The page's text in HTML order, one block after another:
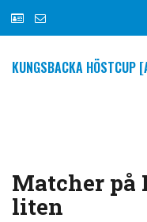
KUNGSBACKA HÖSTCUP
Matcher på
liten